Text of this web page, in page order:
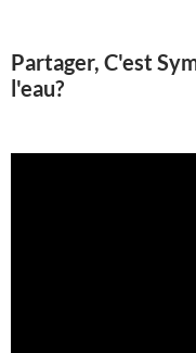
Partager, C'est
l'eau?